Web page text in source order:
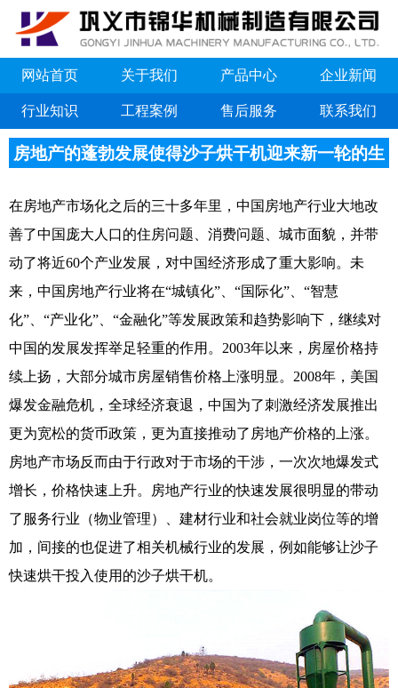
网站首页 关于我们 产品中心 企业新闻
行业知识 工程案例 售后服务 联系我们
房地产的蓬勃发展使得沙子烘干机迎来新一轮的生
在房地产市场化之后的三十多年里，中国房地产行业大地改
善了中国庞大人口的住房问题、消费问题、城市面貌，并带
动了将近60个产业发展，对中国经济形成了重大影响。未
来，中国房地产行业将在“城镇化”、“国际化”、“智慧
化”、“产业化”、“金融化”等发展政策和趋势影响下，继续对
中国的发展发挥举足轻重的作用。2003年以来，房屋价格持
续上扬，大部分城市房屋销售价格上涨明显。2008年，美国
爆发金融危机，全球经济衰退，中国为了刺激经济发展推出
更为宽松的货币政策，更为直接推动了房地产价格的上涨。
房地产市场反而由于行政对于市场的干涉，一次次地爆发式
增长，价格快速上升。房地产行业的快速发展很明显的带动
了服务行业（物业管理）、建材行业和社会就业岗位等的增
加，间接的也促进了相关机械行业的发展，例如能够让沙子
快速烘干投入使用的沙子烘干机。